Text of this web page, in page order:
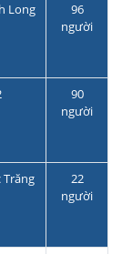
Long
96
người
90
người
Trăng
22
người